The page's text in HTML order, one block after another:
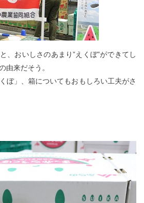
、おいしさのあまり”えくぼ”ができてし
由来だそう。
ぼ」、箱についてもおもしろい工夫がさ